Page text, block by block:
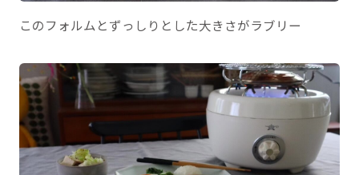
このフォルムとずっしりとした大きさがラブリー